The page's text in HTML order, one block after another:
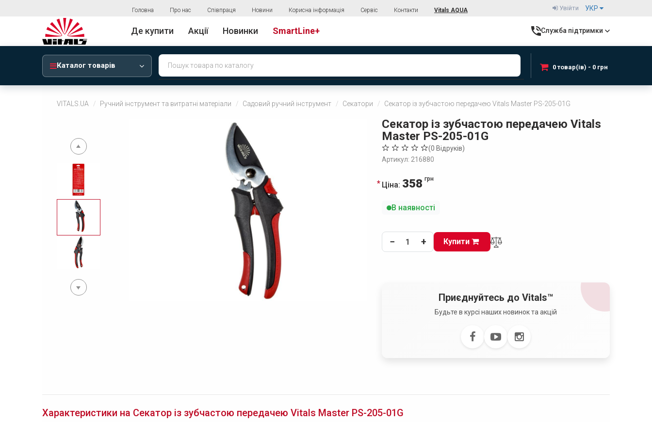
Головна Про нас Співпраця Новини Корисна інформація Сервіс Контакти Vitals AQUA УКР
Увійти
Де купити Акції Новинки SmartLine+ Служба підтримки
Каталог товарів 0 товар(ів) - 0 грн
VITALS.UA Ручний інструмент та витратні матеріали Садовий ручний інструмент Секатори Секатор із зубчастою передачею Vitals Master PS-205-01G
Секатор із зубчастою передачею Vitals
Master PS-205-01G
(0 Відруків)
Артикул: 216880
Ціна: 358 грн
В наявності
− + Купити
Приєднуйтесь до Vitals™
Будьте в курсі наших новинок та акцій
Характеристики на Секатор із зубчастою передачею Vitals Master PS-205-01G